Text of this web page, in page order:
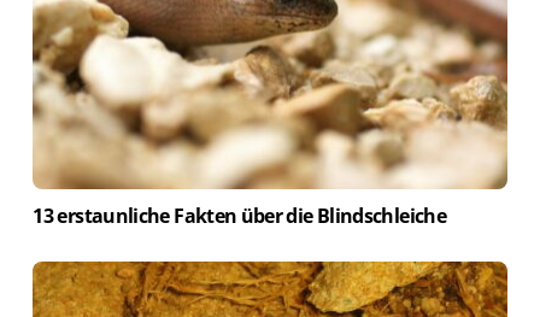
13 erstaunliche Fakten über die Blindschleiche